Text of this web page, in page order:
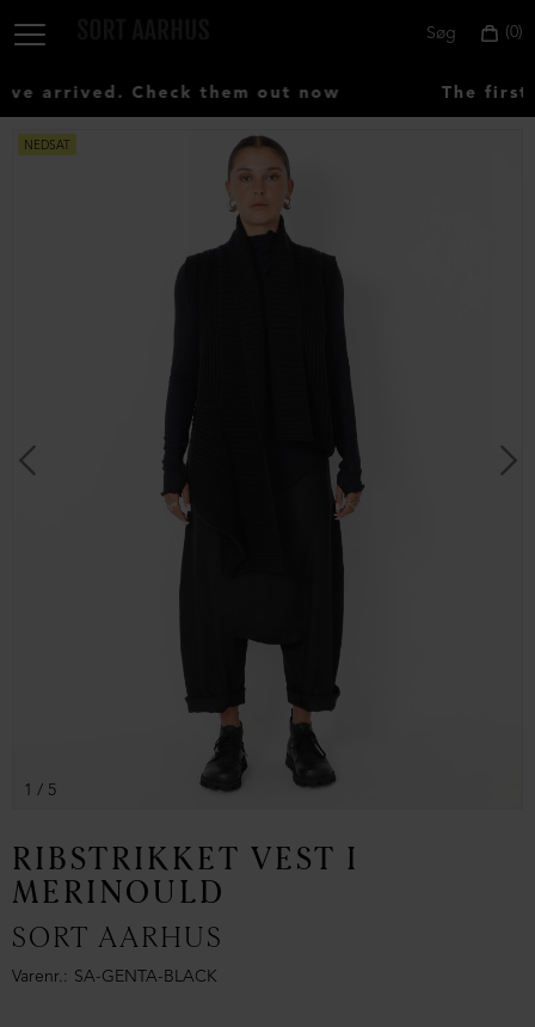
0
Søg
arrived. Check them out now The first
NEDSAT
1 / 5
RIBSTRIKKET VEST I
MERINOULD
SORT AARHUS
Varenr. SA-GENTA-BLACK